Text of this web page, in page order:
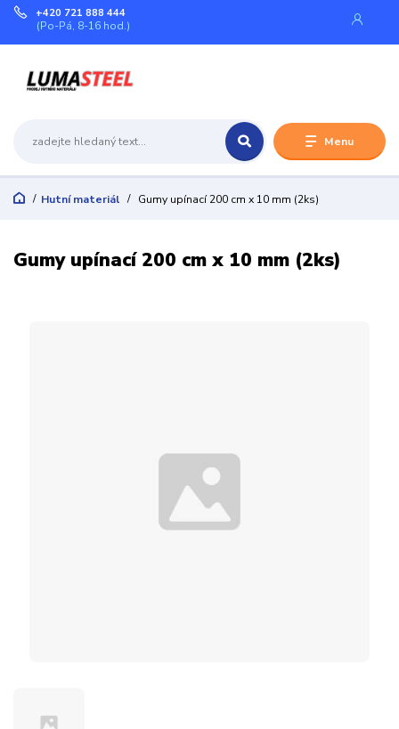
Menu
+420 721 888 444
(Po-Pá, 8-16 hod.)
Hutní materiál Gumy upínací 200 cm x 10 mm (2ks)
Gumy upínací 200 cm x 10 mm (2ks)